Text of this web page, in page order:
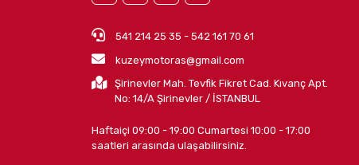
541 214 25 35 - 542 161 70 61
kuzeymotoras@gmail.com
Şirinevler Mah. Tevfik Fikret Cad. Kıvanç Apt.
No: 14/A Şirinevler / İSTANBUL
Haftaiçi 09:00 - 19:00 Cumartesi 10:00 - 17:00
saatleri arasında ulaşabilirsiniz.